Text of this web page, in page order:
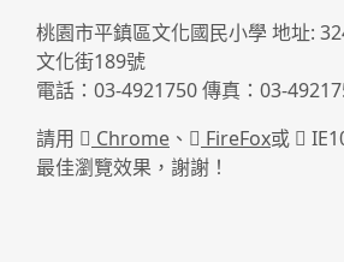
桃園市平鎮區文化國民小學 地址:
文化街189號
電話：03-4921750 傳真：03-
請用
Chrome 、 FireFox或
最佳瀏覽效果，謝謝！